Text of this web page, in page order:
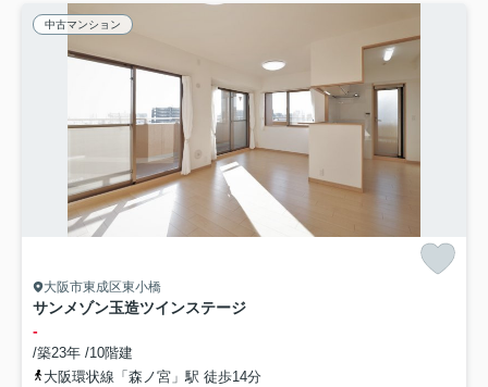
中古マンション
大阪市東成区東小橋
サンメゾン玉造ツインステージ
-
/築23年 /10階建
大阪環状線「森ノ宮」駅 徒歩14分